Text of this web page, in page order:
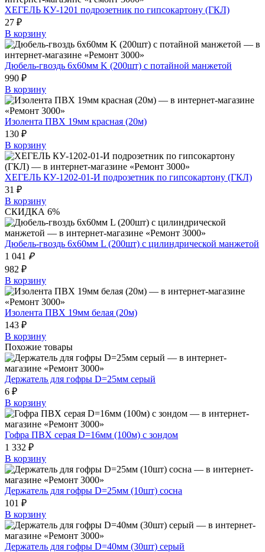
ХЕГЕЛЬ КУ-1201 подрозетник по гипсокартону (ГКЛ)
27 ₽
В корзину
Дюбель-гвоздь 6х60мм K (200шт) с потайной манжетой
990 ₽
В корзину
Изолента ПВХ 19мм красная (20м)
130 ₽
В корзину
ХЕГЕЛЬ КУ-1202-01-И подрозетник по гипсокартону (ГКЛ)
31 ₽
В корзину
СКИДКА 6%
Дюбель-гвоздь 6х60мм L (200шт) с цилиндрической манжетой
1 041 ₽
982 ₽
В корзину
Изолента ПВХ 19мм белая (20м)
143 ₽
В корзину
Похожие товары
Держатель для гофры D=25мм серый
6 ₽
В корзину
Гофра ПВХ серая D=16мм (100м) с зондом
1 332 ₽
В корзину
Держатель для гофры D=25мм (10шт) сосна
101 ₽
В корзину
Держатель для гофры D=40мм (30шт) серый